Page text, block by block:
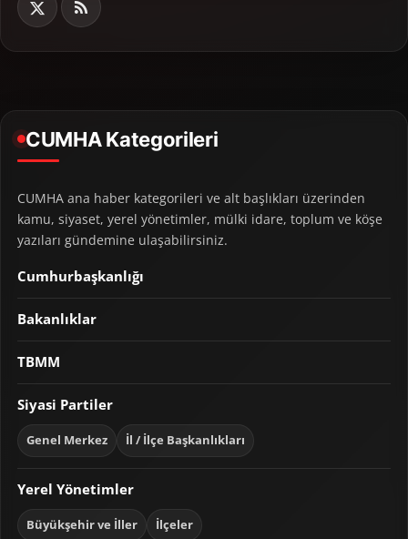
CUMHA Kategorileri
CUMHA ana haber kategorileri ve alt başlıkları üzerinden
kamu, siyaset, yerel yönetimler, mülki idare, toplum ve köşe
yazıları gündemine ulaşabilirsiniz.
Cumhurbaşkanlığı
Bakanlıklar
TBMM
Siyasi Partiler
Genel Merkez İl / İlçe Başkanlıkları
Yerel Yönetimler
Büyükşehir ve İller İlçeler